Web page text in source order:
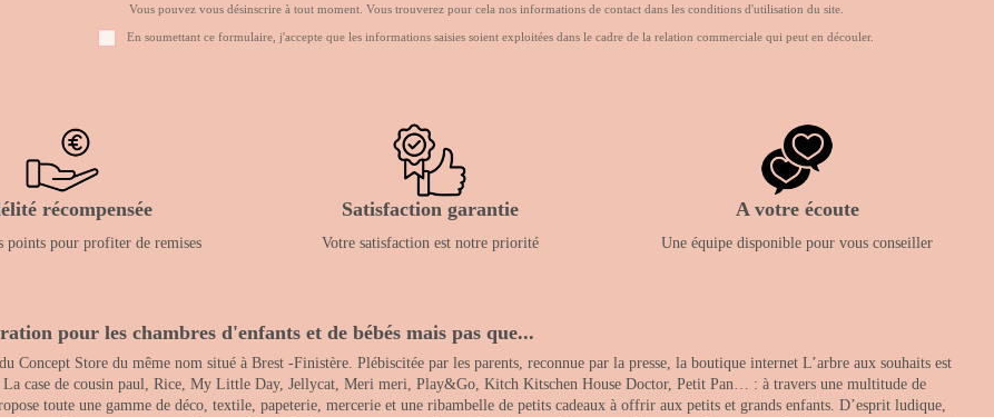
Vous pouvez vous désinscrire à tout moment. Vous trouverez pour cela nos informations de contact dans les conditions d'utilisation du site.
En soumettant ce formulaire, j'accepte que les informations saisies soient exploitées dans le cadre de la relation commerciale qui peut en découler.
récompensée
points pour profiter de remises
Satisfaction garantie
Votre satisfaction est notre priorité
A votre écoute
Une équipe disponible pour vous conseiller
pour les chambres d'enfants et de bébés mais pas que...
Store du même nom situé à Brest -Finistère. Plébiscitée par les parents, reconnue par la presse, la boutique internet L’arbre aux souhaits est
case de cousin paul, Rice, My Little Day, Jellycat, Meri meri, Play&Go, Kitch Kitschen House Doctor, Petit Pan… : à travers une multitude de
toute une gamme de déco, textile, papeterie, mercerie et une ribambelle de petits cadeaux à offrir aux petits et grands enfants. D’esprit ludique,